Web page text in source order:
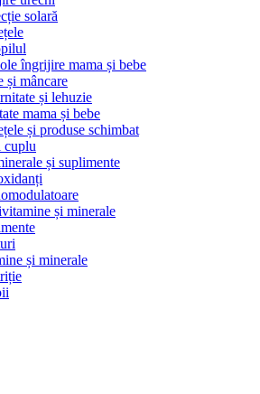
solară
îngrijire mama și bebe
și mâncare
și lehuzie
mama și bebe
și produse schimbat
cuplu
și suplimente
și minerale
și minerale